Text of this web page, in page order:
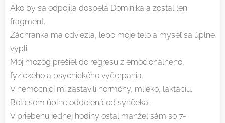
Ako by sa odpojila dospelá Dominika a zostal len
fragment.
Záchranka ma odviezla, lebo moje telo a myseľ sa úplne
vypli.
Môj mozog prešiel do regresu z emocionálneho,
fyzického a psychického vyčerpania.
V nemocnici mi zastavili hormóny, mlieko, laktáciu.
Bola som úplne oddelená od synčeka.
V priebehu jednej hodiny ostal manžel sám so 7-